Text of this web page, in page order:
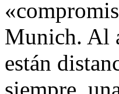
Munich. Al
están